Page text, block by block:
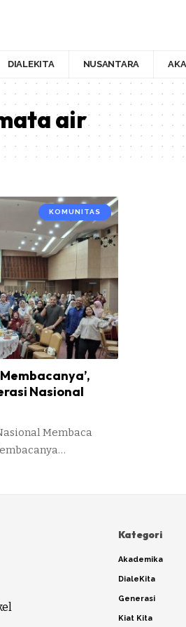
DIALEKITA NUSANTARA
air
KOMUNITAS
Nasional
Membaca
Kategori
Akademika
DialeKita
Generasi
Kiat Kita